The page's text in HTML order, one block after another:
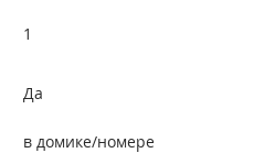
1
Да
в домике/номере